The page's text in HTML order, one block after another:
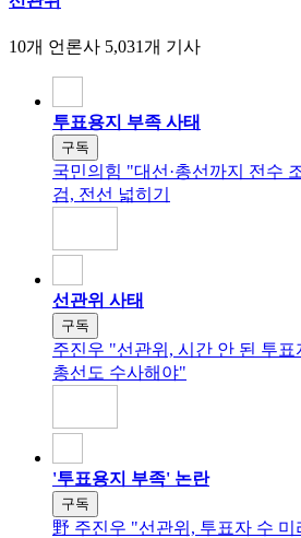
10개 언론사 5,031개 기사
투표용지 부족 사태
구독
국민의힘 "대선·총선까지 전수
검, 전선 넓히기
선관위 사태
구독
주진우 "선관위, 시간 안 된 투
총선도 수사해야"
'투표용지 부족' 논란
구독
野 주진우 "선관위, 투표자 수